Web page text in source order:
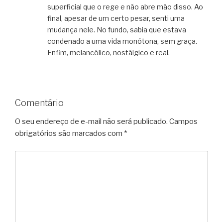
superficial que o rege e não abre mão disso. Ao
final, apesar de um certo pesar, senti uma
mudança nele. No fundo, sabia que estava
condenado a uma vida monótona, sem graça.
Enfim, melancólico, nostálgico e real.
Comentário
O seu endereço de e-mail não será publicado. Campos
obrigatórios são marcados com *